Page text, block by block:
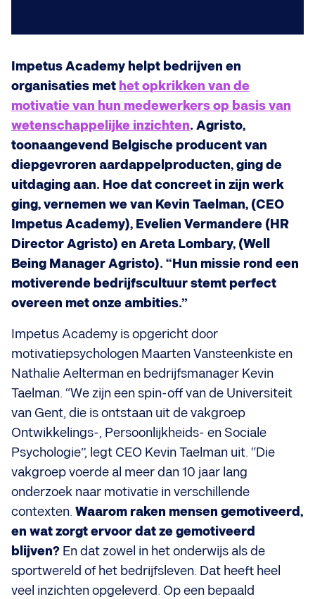
Impetus Academy helpt bedrijven en
organisaties met het opkrikken van de
motivatie van hun medewerkers op basis van
wetenschappelijke inzichten. Agristo,
toonaangevend Belgische producent van
diepgevroren aardappelproducten, ging de
uitdaging aan. Hoe dat concreet in zijn werk
ging, vernemen we van Kevin Taelman, (CEO
Impetus Academy), Evelien Vermandere (HR
Director Agristo) en Areta Lombary, (Well
Being Manager Agristo). “Hun missie rond een
motiverende bedrijfscultuur stemt perfect
overeen met onze ambities.”
Impetus Academy is opgericht door
motivatiepsychologen Maarten Vansteenkiste en
Nathalie Aelterman en bedrijfsmanager Kevin
Taelman. “We zijn een spin-off van de Universiteit
van Gent, die is ontstaan uit de vakgroep
Ontwikkelings-, Persoonlijkheids- en Sociale
Psychologie”, legt CEO Kevin Taelman uit. “Die
vakgroep voerde al meer dan 10 jaar lang
onderzoek naar motivatie in verschillende
contexten. Waarom raken mensen gemotiveerd,
en wat zorgt ervoor dat ze gemotiveerd
blijven? En dat zowel in het onderwijs als de
sportwereld of het bedrijfsleven. Dat heeft heel
veel inzichten opgeleverd. Op een bepaald